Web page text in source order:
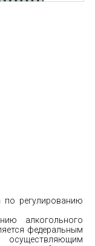
по регулированию
алкогольного
федеральным